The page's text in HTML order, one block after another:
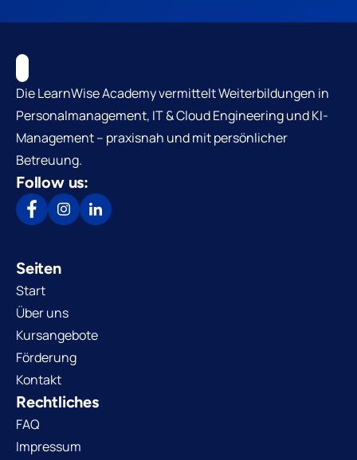
Die LearnWise Academy vermittelt Weiterbildungen in
Personalmanagement, IT & Cloud Engineering und KI-
Management – praxisnah und mit persönlicher
Betreuung.
Follow us:
Seiten
Start
Über uns
Kursangebote
Förderung
Kontakt
Rechtliches
FAQ
Impressum